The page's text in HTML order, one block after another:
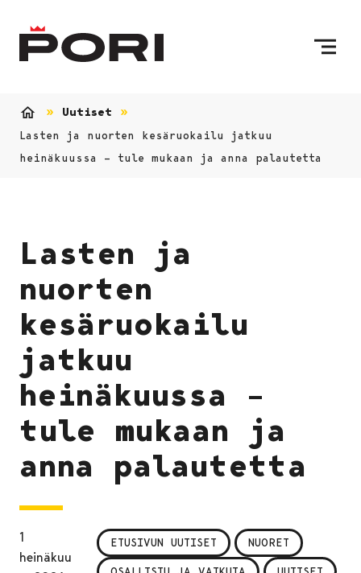
Uutiset
Lasten ja nuorten kesäruokailu jatkuu
heinäkuussa – tule mukaan ja anna palautetta
Lasten ja
nuorten
kesäruokailu
jatkuu
heinäkuussa –
tule mukaan ja
anna palautetta
1
heinäkuu
ETUSIVUN UUTISET NUORET